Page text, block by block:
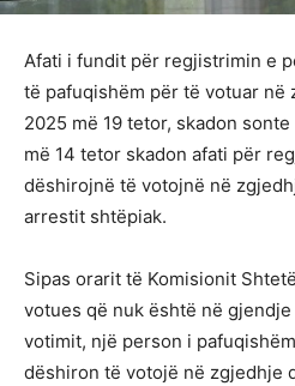
Afati i fundit për regjistrimin e
të pafuqishëm për të votuar
2025 më 19 tetor, skadon
më 14 tetor skadon afati për
dëshirojnë të votojnë në
arrestit shtëpiak.
Sipas orarit të Komisionit
votues që nuk është në
votimit, një person i
dëshiron të votojë në zgjedhje